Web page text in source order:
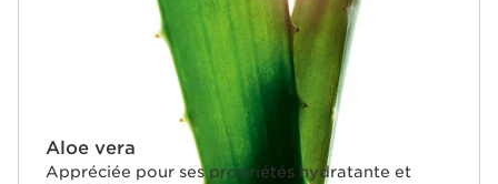
Aloe vera
Appréciée pour ses propriétés hydratante et